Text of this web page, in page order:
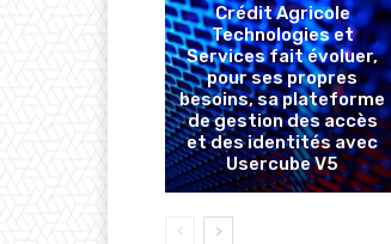
Crédit Agricole
Technologies et
Services fait évoluer,
pour ses propres
besoins, sa plateforme
de gestion des accès
et des identités avec
Usercube V5